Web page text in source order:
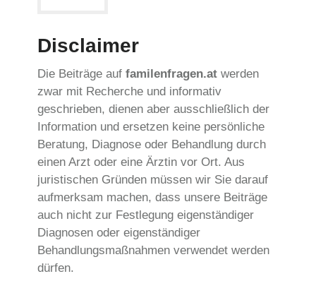
Disclaimer
Die Beiträge auf familenfragen.at werden
zwar mit Recherche und informativ
geschrieben, dienen aber ausschließlich der
Information und ersetzen keine persönliche
Beratung, Diagnose oder Behandlung durch
einen Arzt oder eine Ärztin vor Ort. Aus
juristischen Gründen müssen wir Sie darauf
aufmerksam machen, dass unsere Beiträge
auch nicht zur Festlegung eigenständiger
Diagnosen oder eigenständiger
Behandlungsmaßnahmen verwendet werden
dürfen.